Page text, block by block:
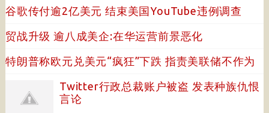
谷歌传付逾2亿美元 结束美国YouTube违例调查
贸战升级 逾八成美企:在华运营前景恶化
特朗普称欧元兑美元“疯狂”下跌 指责美联储不作为
Twitter行政总裁账户被盗 发表种族仇恨
言论